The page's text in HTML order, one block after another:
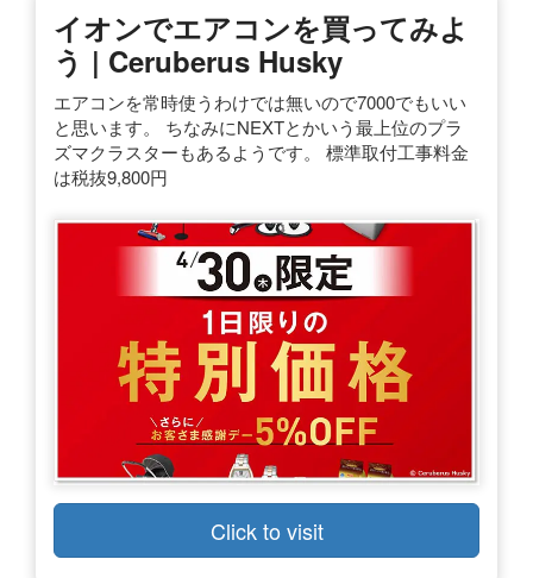
イオンでエアコンを買ってみよ
う | Ceruberus Husky
エアコンを常時使うわけでは無いので7000でもいい
と思います。 ちなみにNEXTとかいう最上位のプラ
ズマクラスターもあるようです。 標準取付工事料金
は税抜9,800円
Click to visit